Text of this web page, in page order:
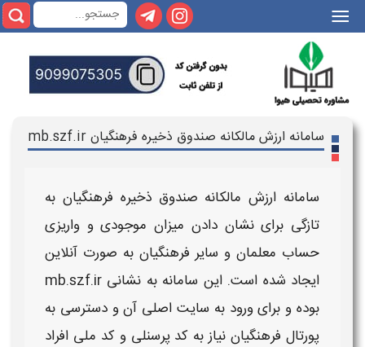
|||
سامانه ارزش مالکانه صندوق ذخیره فرهنگیان mb.szf.ir
سامانه ارزش مالکانه صندوق ذخیره فرهنگیان به
تازگی برای نشان دادن میزان موجودی و واریزی
حساب معلمان و سایر فرهنگیان به صورت آنلاین
ایجاد شده است. این سامانهبه نشانی
بوده و برایورود به سایت اصلی آن و دسترسی به
پورتال فرهنگیان نیاز به کد پرسنلی و کد ملی افراد